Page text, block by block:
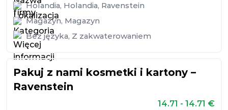
Holandia, Holandia, Ravenstein
Magazyn, Magazyn
Bez języka, Z zakwaterowaniem
Pakuj z nami kosmetki i kartony –
Ravenstein
14.71 - 14.71 €